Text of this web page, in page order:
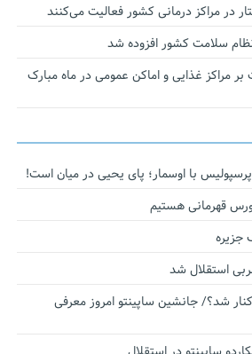
مراکز غذایی و اماکن عمومی در ماه مبارک
با اوسمار؛ پای یحیی در میان است!
قهرمانی هستیم
جزیره
استقلال شد
شد؟/ جانشین ساپینتو امروز معرفی